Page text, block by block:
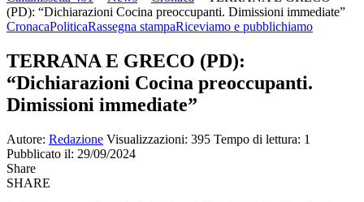
(PD): “Dichiarazioni Cocina preoccupanti. Dimissioni immediate”
CronacaPoliticaRassegna stampaRiceviamo e pubblichiamo
TERRANA E GRECO (PD):
“Dichiarazioni Cocina preoccupanti.
Dimissioni immediate”
Autore: Redazione Visualizzazioni: 395 Tempo di lettura: 1
Pubblicato il: 29/09/2024
Share
SHARE